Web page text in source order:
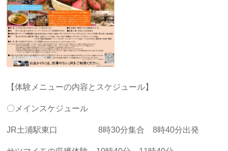
【体験メニューの内容とスケジュール】
〇メインスケジュール
JR土浦駅東口 8時30分集合 8時40分出発